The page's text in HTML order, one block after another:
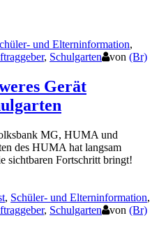
und Elterninformation,
, Schulgarten von (Br)
Gerät
MG, HUMA und
des HUMA hat langsam
sichtbaren Fortschritt bringt!
, Schüler- und Elterninformation,
, Schulgarten von (Br)